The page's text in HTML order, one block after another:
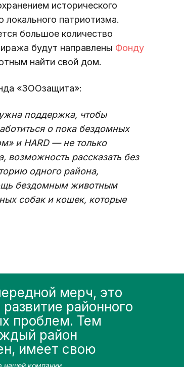
исторического
локального патриотизма.
большое количество
будут направлены Фонду
найти свой дом.
«ЗООзащита»:
поддержка, чтобы
о пока бездомных
и HARD — не только
возможность рассказать без
одного района,
бездомным животным
собак и кошек, которые
мерч, это
районного
проблем. Тем
район
имеет свою
нашей компании.